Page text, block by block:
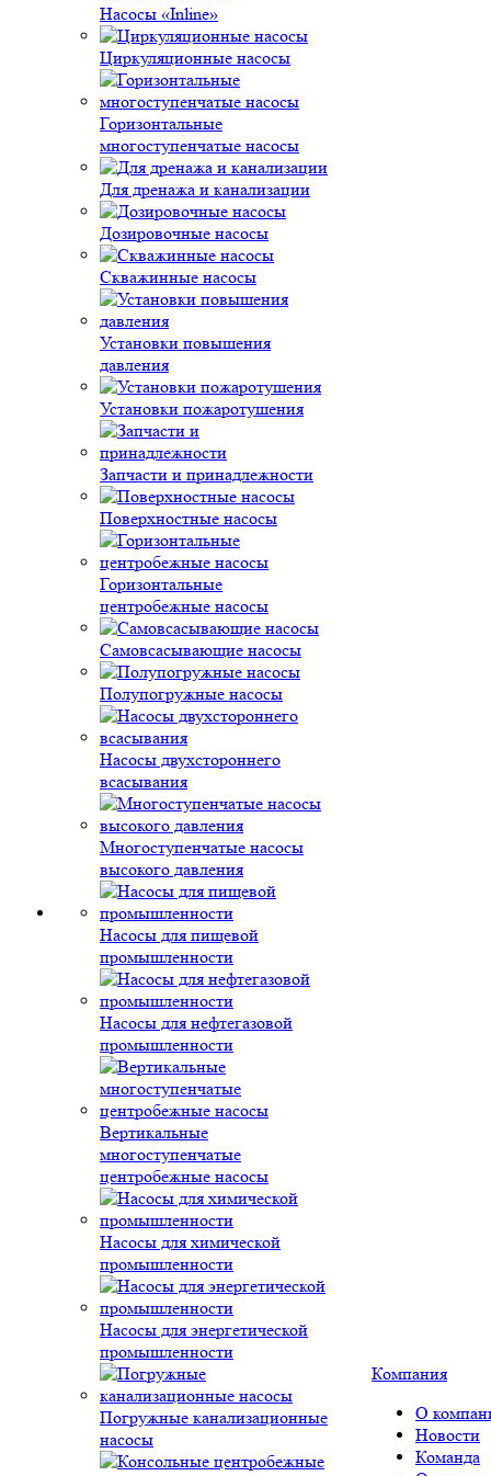
Насосы «Inline»
Циркуляционные насосы
Горизонтальные
многоступенчатые насосы
Для дренажа и канализации
Дозировочные насосы
Скважинные насосы
Установки повышения
давления
Установки пожаротушения
Запчасти и принадлежности
Поверхностные насосы
Горизонтальные
центробежные насосы
Самовсасывающие насосы
Полупогружные насосы
Насосы двухстороннего
всасывания
Многоступенчатые насосы
высокого давления
Насосы для пищевой
промышленности
Насосы для нефтегазовой
промышленности
Вертикальные
многоступенчатые
центробежные насосы
Насосы для химической
промышленности
Насосы для энергетической
промышленности
Погружные канализационные
насосы
Компания
О
Новости
Команда